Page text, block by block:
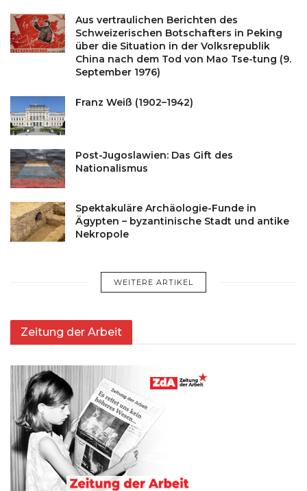
Aus vertraulichen Berichten des
Schweizerischen Botschafters in Peking
über die Situation in der Volksrepublik
China nach dem Tod von Mao Tse-tung (9.
September 1976)
Franz Weiß (1902–1942)
Post-Jugoslawien: Das Gift des
Nationalismus
Spektakuläre Archäologie-Funde in
Ägypten – byzantinische Stadt und antike
Nekropole
WEITERE ARTIKEL
Zeitung der Arbeit